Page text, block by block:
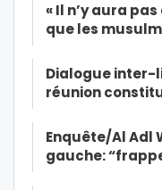
« Il n’y aura
que les
Dialogue inter-
réunion
Enquête/Al Adl
gauche: